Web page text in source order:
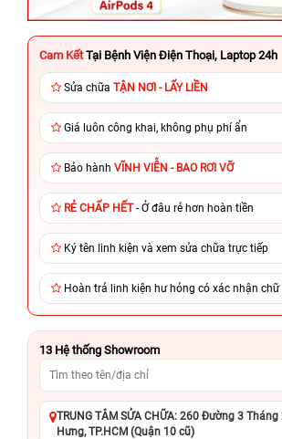
Cam Kết Tại Bệnh Viện Điện Thoại, Laptop 24h
Sửa chữa TẬN NƠI - LẤY LIỀN
Giá luôn công khai, không phụ phí ẩn
Bảo hành VĨNH VIỄN - BAO RƠI VỠ
RẺ CHẤP HẾT- Ở đâu rẻ hơn hoàn tiền
Ký tên linh kiện và xem sửa chữa trực tiếp
Hoàn trả linh kiện hư hỏng có xác nhận chữ
13 Hệ thống Showroom
TRUNG TÂM SỬA CHỮA: 260 Đường 3
Hưng, TP.HCM (Quận 10 cũ)